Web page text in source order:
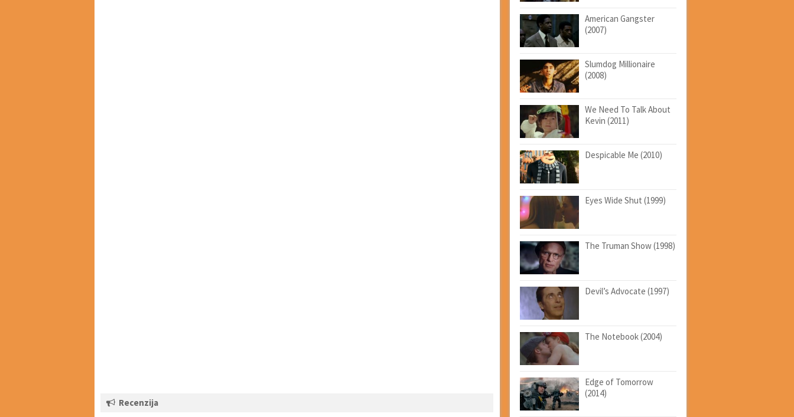
Recenzija
American Gangster
(2007)
Slumdog Millionaire
(2008)
We Need To Talk About
Kevin (2011)
Despicable Me (2010)
Eyes Wide Shut (1999)
The Truman Show (1998)
Devil’s Advocate (1997)
The Notebook (2004)
Edge of Tomorrow
(2014)